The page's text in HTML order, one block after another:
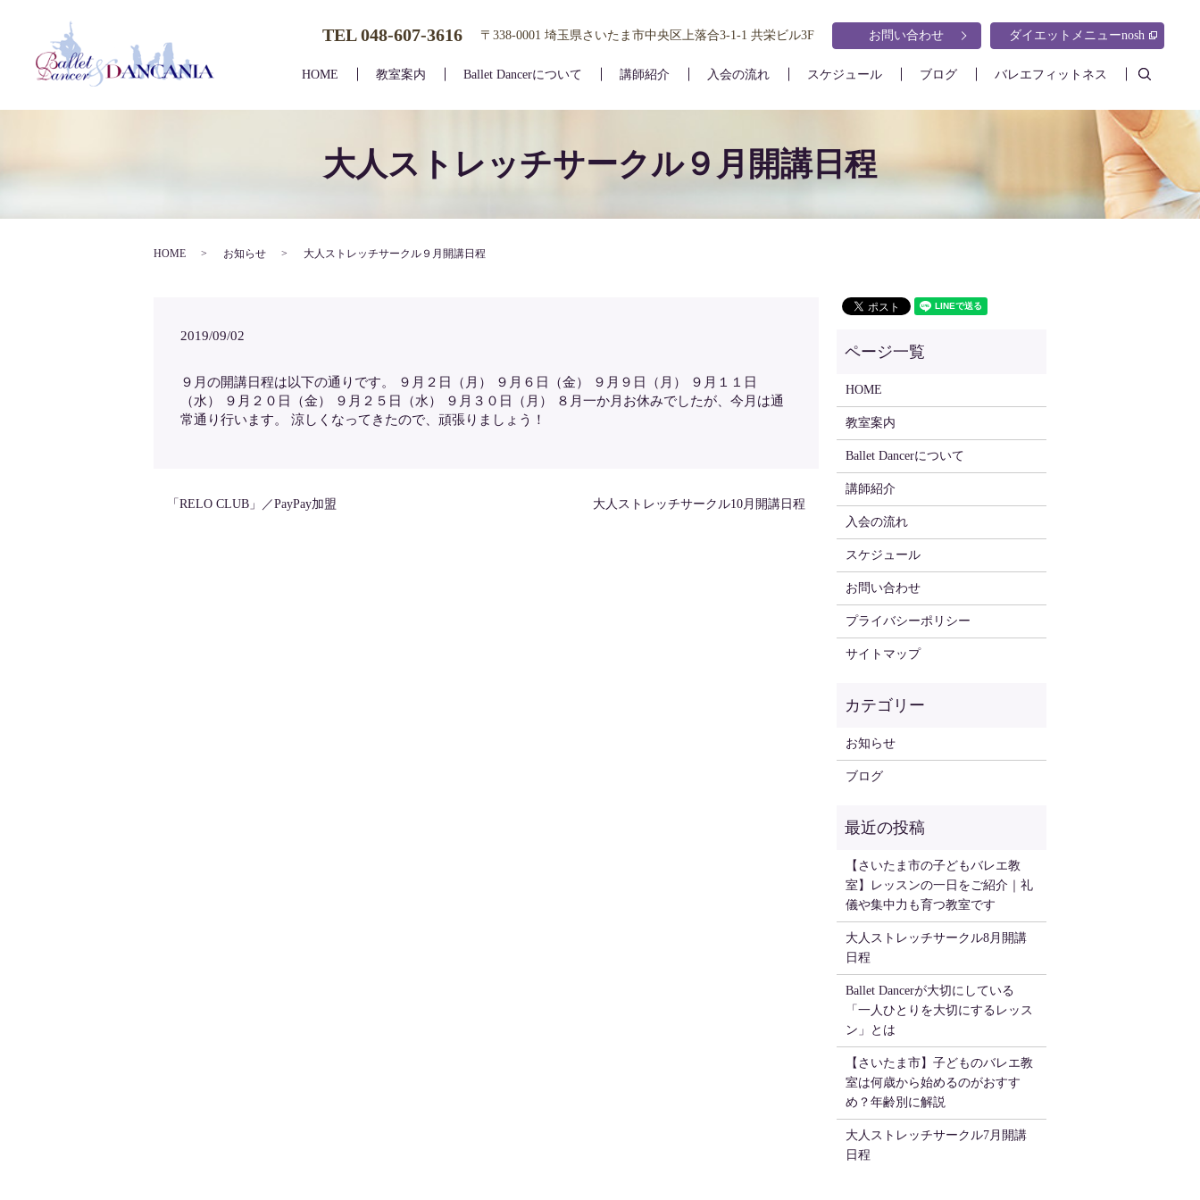
HOME 教室案内 Ballet Dancerについて 講師紹介 入会の流れ スケジュール ブログ バレエフィットネス search
TEL 048-607-3616 〒338-0001 埼玉県さいたま市中央区上落合3-1-1 共栄ビル3F お問い合わせ ダイエットメニューnosh
大人ストレッチサークル９月開講日程
HOME お知らせ 大人ストレッチサークル９月開講日程
2019/09/02
９月の開講日程は以下の通りです。 ９月２日（月） ９月６日（金） ９月９日（月） ９月１１日
（水） ９月２０日（金） ９月２５日（水） ９月３０日（月） ８月一か月お休みでしたが、今月は通
常通り行います。 涼しくなってきたので、頑張りましょう！
「RELO CLUB」／PayPay加盟 大人ストレッチサークル10月開講日程
HOME
教室案内
Ballet Dancerについて
講師紹介
入会の流れ
スケジュール
お問い合わせ
プライバシーポリシー
サイトマップ
お知らせ
ブログ
【さいたま市の子どもバレエ教
室】レッスンの一日をご紹介｜礼
儀や集中力も育つ教室です
大人ストレッチサークル8月開講
日程
Ballet Dancerが大切にしている
「一人ひとりを大切にするレッス
ン」とは
【さいたま市】子どものバレエ教
室は何歳から始めるのがおすす
め？年齢別に解説
大人ストレッチサークル7月開講
日程